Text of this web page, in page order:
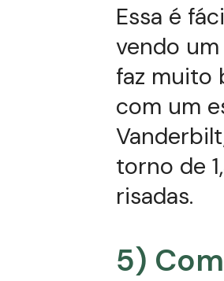
Essa é
vendo
faz muito
com um
torno de
risadas.
5)